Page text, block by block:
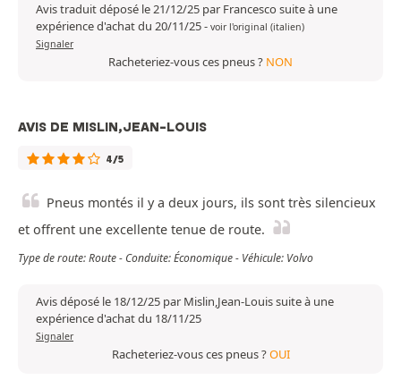
Avis traduit déposé le 21/12/25 par Francesco suite à une
expérience d'achat du 20/11/25- voir l'original (italien)
Signaler
Racheteriez-vous ces pneus ? NON
AVIS DE MISLIN,JEAN-LOUIS
4/5
Pneus montés il y a deux jours, ils sont très silencieux
et offrent une excellente tenue de route.
Type de route: Route - Conduite: Économique - Véhicule: Volvo
Avis déposé le 18/12/25 par Mislin,Jean-Louis suite à une
expérience d'achat du 18/11/25
Signaler
Racheteriez-vous ces pneus ?OUI